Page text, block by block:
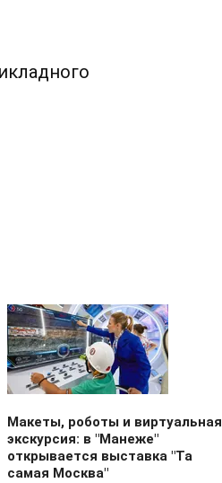
Макеты, роботы и виртуальная
экскурсия: в "Манеже"
открывается выставка "Та
самая Москва"